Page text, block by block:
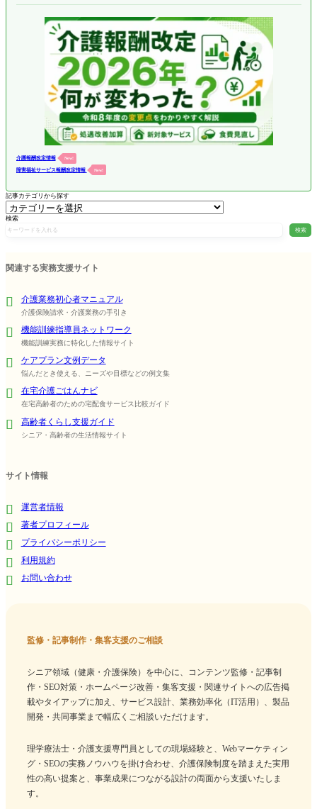
介護報酬改定情報 New!
障害福祉サービス報酬改定情報 New!
記事カテゴリから探す
検索
検索
関連する実務支援サイト
介護業務初心者マニュアル
介護保険請求・介護業務の手引き
機能訓練指導員ネットワーク
機能訓練実務に特化した情報サイト
ケアプラン文例データ
悩んだとき使える、ニーズや目標などの例文集
在宅介護ごはんナビ
在宅高齢者のための宅配食サービス比較ガイド
高齢者くらし支援ガイド
シニア・高齢者の生活情報サイト
サイト情報
運営者情報
著者プロフィール
プライバシーポリシー
利用規約
お問い合わせ
監修・記事制作・集客支援のご相談
シニア領域（健康・介護保険）を中心に、コンテンツ監修・記事制
作・SEO対策・ホームページ改善・集客支援・関連サイトへの広告掲
載やタイアップに加え、サービス設計、業務効率化（IT活用）、製品
開発・共同事業まで幅広くご相談いただけます。
理学療法士・介護支援専門員としての現場経験と、Webマーケティン
グ・SEOの実務ノウハウを掛け合わせ、介護保険制度を踏まえた実用
性の高い提案と、事業成果につながる設計の両面から支援いたしま
す。